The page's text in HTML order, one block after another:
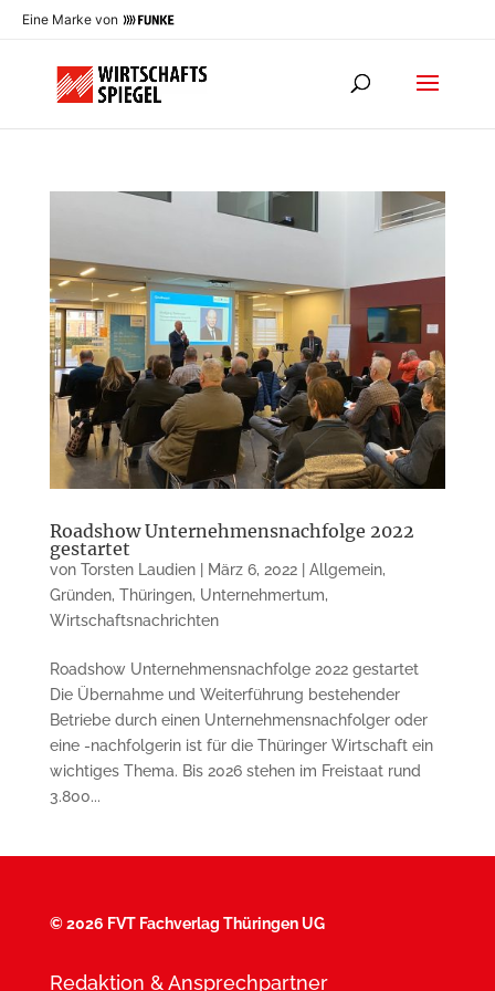
Eine Marke von
Roadshow Unternehmensnachfolge 2022
gestartet
von Torsten Laudien| März 6, 2022| Allgemein,
Gründen, Thüringen, Unternehmertum,
Wirtschaftsnachrichten
Roadshow Unternehmensnachfolge 2022 gestartet
Die Übernahme und Weiterführung bestehender
Betriebe durch einen Unternehmensnachfolger oder
eine -nachfolgerin ist für die Thüringer Wirtschaft ein
wichtiges Thema. Bis 2026 stehen im Freistaat rund
3.800...
©2026 FVT Fachverlag Thüringen UG
Redaktion & Ansprechpartner